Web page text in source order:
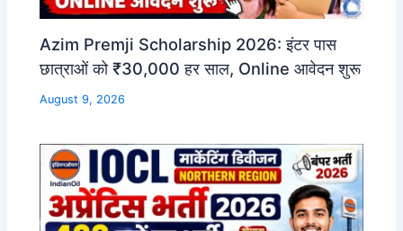
Azim Premji Scholarship 2026: इंटर पास
छात्राओं को ₹30,000 हर साल, Online आवेदन शुरू
August 9, 2026